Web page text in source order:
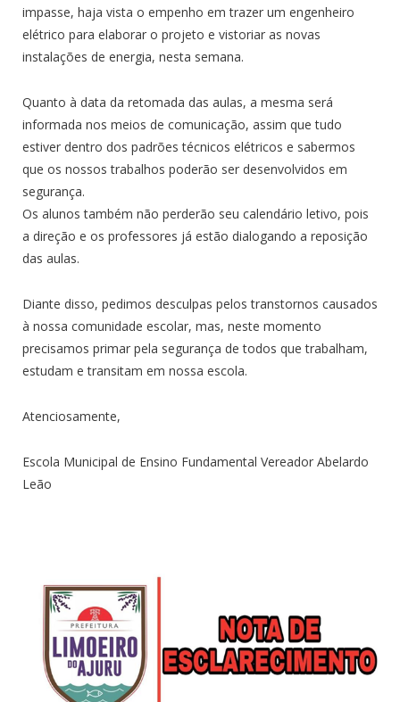
impasse, haja vista o empenho em trazer um engenheiro
elétrico para elaborar o projeto e vistoriar as novas
instalações de energia, nesta semana.
Quanto à data da retomada das aulas, a mesma será
informada nos meios de comunicação, assim que tudo
estiver dentro dos padrões técnicos elétricos e sabermos
que os nossos trabalhos poderão ser desenvolvidos em
segurança.
Os alunos também não perderão seu calendário letivo, pois
a direção e os professores já estão dialogando a reposição
das aulas.
Diante disso, pedimos desculpas pelos transtornos causados
à nossa comunidade escolar, mas, neste momento
precisamos primar pela segurança de todos que trabalham,
estudam e transitam em nossa escola.
Atenciosamente,
Escola Municipal de Ensino Fundamental Vereador Abelardo
Leão